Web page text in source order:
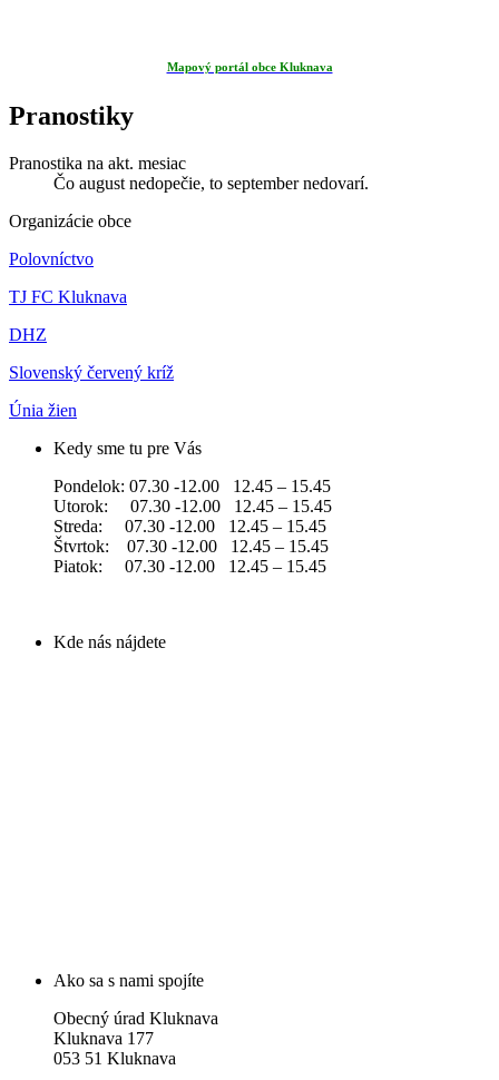
Mapový portál obce Kluknava
Pranostiky
Pranostika na akt. mesiac
Čo august nedopečie, to september nedovarí.
Organizácie obce
Polovníctvo
TJ FC Kluknava
DHZ
Slovenský červený kríž
Únia žien
Kedy sme tu pre Vás
Pondelok: 07.30 -12.00 12.45 – 15.45
Utorok: 07.30 -12.00 12.45 – 15.45
Streda: 07.30 -12.00 12.45 – 15.45
Štvrtok: 07.30 -12.00 12.45 – 15.45
Piatok: 07.30 -12.00 12.45 – 15.45
Kde nás nájdete
Ako sa s nami spojíte
Obecný úrad Kluknava
Kluknava 177
053 51 Kluknava